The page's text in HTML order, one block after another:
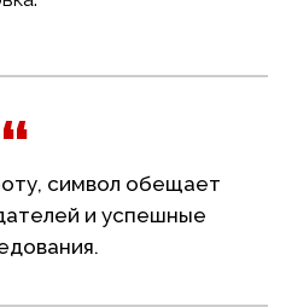
символ обещает
и успешные